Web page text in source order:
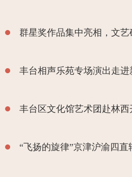
群星奖作品集中亮相，文
丰台相声乐苑专场演出走
丰台区文化馆艺术团赴林
“飞扬的旋律”京津沪渝四